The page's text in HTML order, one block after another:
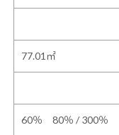
77.01㎡
60％ 80％ / 300％